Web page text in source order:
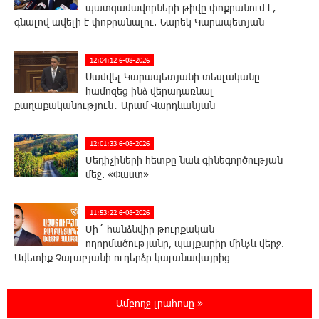
պատգամավորների թիվը փոքրանում է,
գնալով ավելի է փոքրանալու. Նարեկ Կարապետյան
12:04:12 6-08-2026
Սամվել Կարապետյանի տեսլականը
համոզեց ինձ վերադառնալ
քաղաքականություն․ Արամ Վարդևանյան
12:01:33 6-08-2026
Մեդիչիների հետքը նաև գինեգործության
մեջ. «Փաստ»
11:53:22 6-08-2026
Մի´ հանձնվիր թուրքական
ողորմածությանը, պայքարիր մինչև վերջ.
Ավետիք Չալաբյանի ուղերձը կալանավայրից
«Չեմ վերադառնալու փաստաբանական
Ամբողջ լրահոսը »